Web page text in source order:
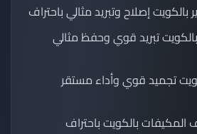
بالكويت إصلاح وتبريد مثالي باحتراف
بالكويت تبريد قوي وحفظ مثالي
تجميد قوي وأداء مستقر
المكيفات بالكويت باحتراف